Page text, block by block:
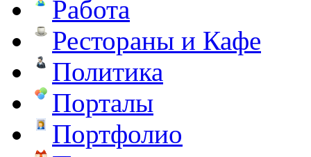
Работа
Рестораны и Кафе
Политика
Порталы
Портфолио